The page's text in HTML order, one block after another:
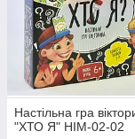
Настільна гра
"ХТО Я" HIM-02-02